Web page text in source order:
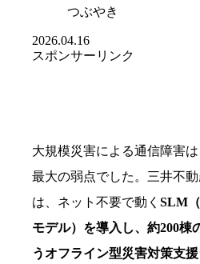
つぶやき
2026.04.16
スポンサーリンク
大規模災害による通信障害
最大の弱点でした。三井不
は、ネット不要で動くSLM
モデル） を導入し、約200棟
うオフライン型災害対策支